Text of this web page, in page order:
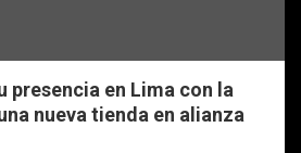
presencia en Lima con la
nueva tienda en alianza